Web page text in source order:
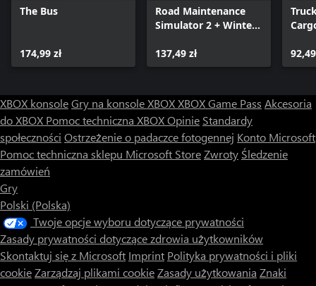
The Bus
174,99 zł
Road Maintenance
Simulator 2 + Winter
137,49 zł
XBOX konsoleGry na konsole XBOXXBOX Game Pass Akcesoria
do XBOX Pomoc techniczna XBOXOpinie Standardy
społeczności Ostrzeżenie o padaczce fotogennej Konto Microsoft
Pomoc techniczna sklepu Microsoft StoreZwroty Śledzenie
zamówień
Gry
Polski (Polska)
Twoje opcje wyboru dotyczące prywatności
Zasady prywatności dotyczące zdrowia użytkowników
Skontaktuj się z Microsoft Imprint Polityka prywatności i pliki
cookieZarządzaj plikami cookieZasady użytkowania Znaki